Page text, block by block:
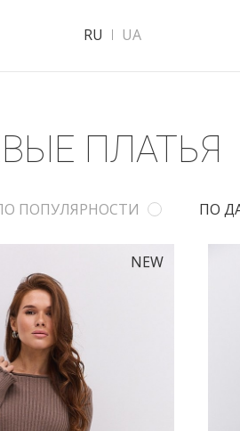
RU UA
ПЛАТЬЯ
ПОПУЛЯРНОСТИ ПО
NEW